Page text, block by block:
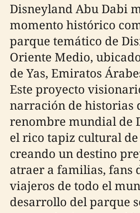
Disneyland Abu Dabi
momento histórico
parque temático de
Oriente Medio,
de Yas, Emiratos
Este proyecto
narración de historias
renombre mundial de
el rico tapiz cultural
creando un destino
atraer a familias, fans
viajeros de todo el
desarrollo del parque